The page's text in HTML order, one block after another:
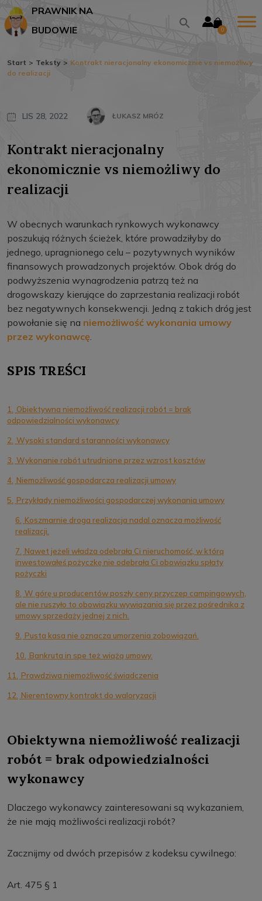
PRAWNIK NA
BUDOWIE
0
Start > Teksty > Kontrakt nieracjonalny ekonomicznie vs niemożliwy
do realizacji
LIS 28, 2022 ŁUKASZ MRÓZ
Kontrakt nieracjonalny
ekonomicznie vs niemożliwy do
realizacji
W obecnych warunkach rynkowych wykonawcy
poszukują różnych ścieżek, które prowadziłyby do
jednego, upragnionego celu – pozytywnych wyników
finansowych prowadzonych projektów. Obok dróg do
podwyższenia wynagrodzenia patrzą też na
drogowskazy kierujące do zaprzestania realizacji robót
bez negatywnych konsekwencji. Jedną z takich dróg jest
powołanie się na niemożliwość wykonania umowy
przez wykonawcę.
SPIS TREŚCI
1.
Obiektywna niemożliwość realizacji robót = brak
odpowiedzialności wykonawcy
2. Wysoki standard staranności wykonawcy
3. Wykonanie robót utrudnione przez wzrost kosztów
4. Niemożliwość gospodarcza realizacji umowy
5. Przykłady niemożliwości gospodarczej wykonania umowy
6. Koszmarnie droga realizacja nadal oznacza możliwość
realizacji.
7. Nawet jeżeli władza odebrała Ci nieruchomość, w którą
inwestowałeś pożyczkę nie odebrała Ci obowiązku spłaty
pożyczki
8. W górę u producentów poszły ceny przyczep campingowych,
ale nie ruszyło to obowiązku wywiązania się przez pośrednika z
umowy sprzedaży jednej z nich.
9. Pusta kasa nie oznacza umorzenia zobowiązań.
10. Bankruta in spe też wiążą umowy.
11. Prawdziwa niemożliwość świadczenia
12. Nierentowny kontrakt do waloryzacji
Obiektywna niemożliwość realizacji
robót = brak odpowiedzialności
wykonawcy
Dlaczego wykonawcy zainteresowani są wykazaniem,
że nie mają możliwości realizacji robót?
Zacznijmy od dwóch przepisów z kodeksu cywilnego:
Art. 475 § 1